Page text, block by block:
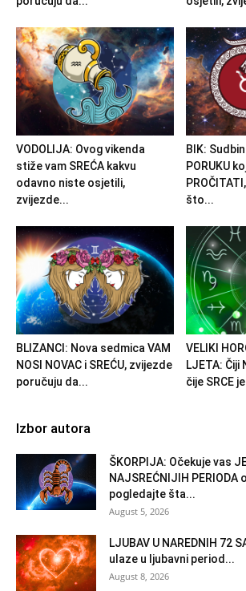
VODOLIJA: Ovog vikenda
stiže vam SREĆA kakvu
odavno niste osjetili,
zvijezde...
BIK:
PORUKU
što...
BLIZANCI: Nova sedmica VAM
NOSI NOVAC i SREĆU, zvijezde
poručuju da...
VELIKI
LJETA: Čiji
čije SRCE
Izbor autora
ŠKORPIJA: Očekuje vas
NAJSREĆNIJIH PERIODA
pogledajte šta...
August 5, 2026
LJUBAV U NAREDNIH 72
ulaze u ljubavni period...
August 8, 2026